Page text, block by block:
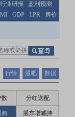
行业研报
盈利预测
GDP LPR 房价
行情 股吧 数据
数 分红送配
购 股东增减持